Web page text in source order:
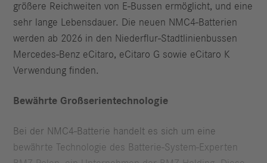
größere Reichweiten von E‑Bussen ermöglicht, und eine
sehr lange Lebensdauer. Die neuen NMC4‑Batterien
werden ab 2026 in den Niederflur‑Stadtlinienbussen
Mercedes‑Benz eCitaro, eCitaro G sowie eCitaro K
Verwendung finden.
Bewährte Großserientechnologie
Bei der NMC4-Batterie handelt es sich um eine
bewährte Technologie des Batterie‑System‑Experten